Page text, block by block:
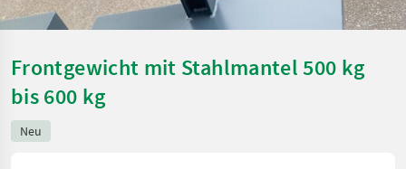
Frontgewicht mit Stahlmantel 500 kg
bis 600 kg
Neu